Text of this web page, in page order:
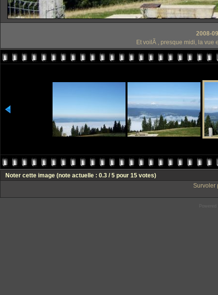
2008-
Et voilÃ , presque midi, la
Noter cette image (note actuelle : 0.3 / 5 pour 15 votes)
Survoler